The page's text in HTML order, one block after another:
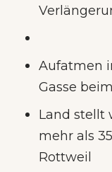
Aufatmen
Gasse
Land stellt
mehr als
Rottweil